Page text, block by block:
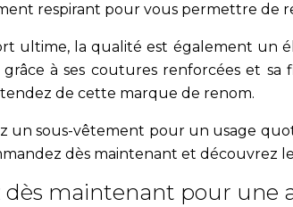
respirant pour vous permettre de
ultime, la qualité est également un
à ses coutures renforcées et
de cette marque de renom.
un sous-vêtement pour un usage
dès maintenant et
dès maintenant pour une